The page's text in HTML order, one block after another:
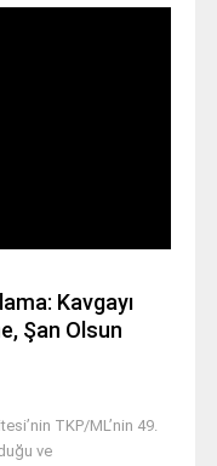
Kavgayı
Şan Olsun
TKP/ML’nin 49.
ve